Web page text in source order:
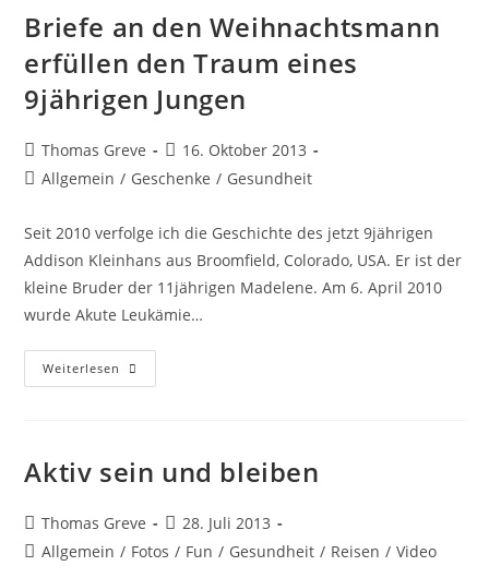
Briefe an den Weihnachtsmann
erfüllen den Traum eines
9jährigen Jungen
Beitrags-
Autor:
Thomas Greve
Beitrag
veröffentlicht:
16. Oktober 2013
Beitrags-
Allgemein / Geschenke / Gesundheit
Seit 2010 verfolge ich die Geschichte des jetzt 9jährigen
Addison Kleinhans aus Broomfield, Colorado, USA. Er ist der
kleine Bruder der 11jährigen Madelene. Am 6. April 2010
wurde Akute Leukämie…
Weiterlesen Briefe
An
Traum
Eines
Aktiv sein und bleiben
Beitrags-
Autor:
Thomas Greve
Beitrag
veröffentlicht:
28. Juli 2013
Beitrags-
Allgemein / Fotos / Fun / Gesundheit / Reisen / Video